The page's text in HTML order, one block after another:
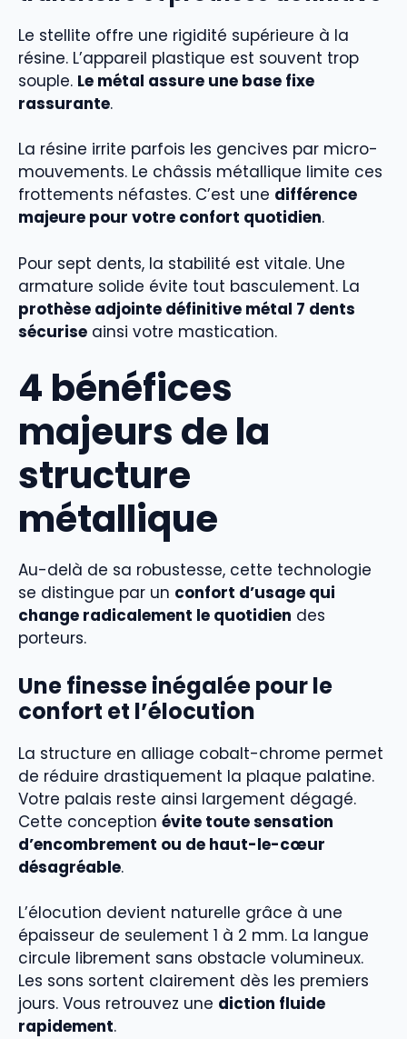
Le stellite offre une rigidité supérieure à la
résine. L’appareil plastique est souvent trop
souple. Le métal assure une base fixe
rassurante.
La résine irrite parfois les gencives par micro-
mouvements. Le châssis métallique limite ces
frottements néfastes. C’est une différence
majeure pour votre confort quotidien.
Pour sept dents, la stabilité est vitale. Une
armature solide évite tout basculement. La
prothèse adjointe définitive métal 7 dents
sécurise ainsi votre mastication.
4 bénéfices
majeurs de la
structure
métallique
Au-delà de sa robustesse, cette technologie
se distingue par un confort d’usage qui
change radicalement le quotidien des
porteurs.
Une finesse inégalée pour le
confort et l’élocution
La structure en alliage cobalt-chrome permet
de réduire drastiquement la plaque palatine.
Votre palais reste ainsi largement dégagé.
Cette conception évite toute sensation
d’encombrement ou de haut-le-cœur
désagréable.
L’élocution devient naturelle grâce à une
épaisseur de seulement 1 à 2 mm. La langue
circule librement sans obstacle volumineux.
Les sons sortent clairement dès les premiers
jours. Vous retrouvez une diction fluide
rapidement.